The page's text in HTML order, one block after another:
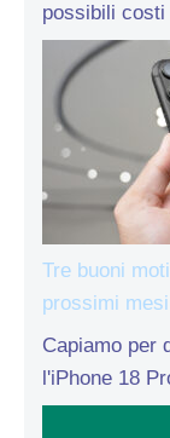
possibili costi
Tre buoni
prossimi mesi
Capiamo per
l'iPhone 18